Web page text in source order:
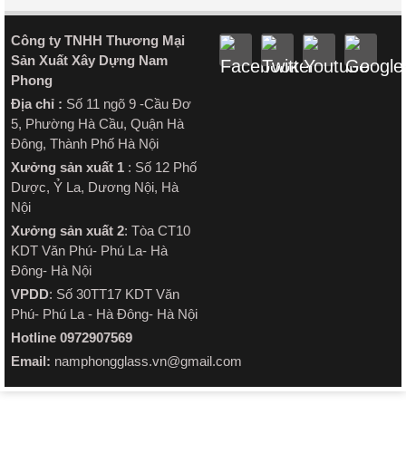
Công ty TNHH Thương Mại
Sản Xuất Xây Dựng Nam
Phong
Địa chỉ : Số 11 ngõ 9 -Cầu Đơ
5, Phường Hà Cầu, Quận Hà
Đông, Thành Phố Hà Nội
Xưởng sản xuất 1 : Số 12 Phố
Dược, Ỷ La, Dương Nội, Hà
Nội
Xưởng sản xuất 2: Tòa CT10
KDT Văn Phú- Phú La- Hà
Đông- Hà Nội
VPDD: Số 30TT17 KDT Văn
Phú- Phú La - Hà Đông- Hà Nội
Hotline 0972907569
Email: namphongglass.vn@gmail.com